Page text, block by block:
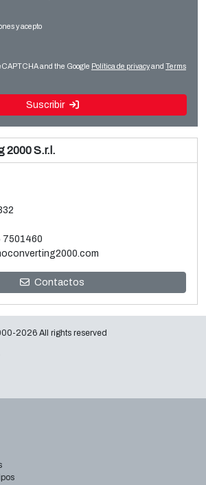
Leer más
de línea BOPP Brückner 3 capas
de 3 Metalizadoras al vacío Galileo
Leer más
y acepto
and the Google Política de privacyand Terms
Suscribir
2000 S.r.l.
7501460
Contactos
2026 All rights reserved